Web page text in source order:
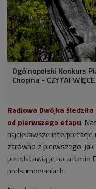
Ogólnopolski Konkurs
Chopina - CZYTAJ
Radiowa Dwójka
od pierwszego etapu.
najciekawsze
zarówno z pierwszego,
przedstawią je na antenie
podsumowaniach.